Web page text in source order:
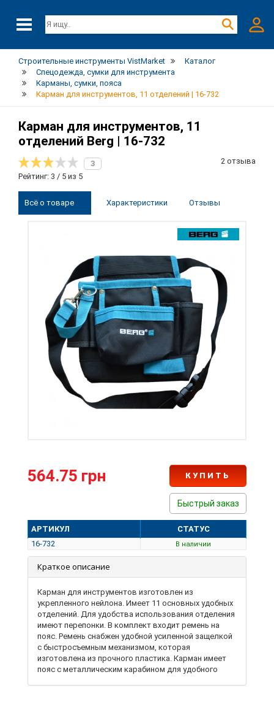
Строительные инструменты VistMarket
Каталог
Спецодежда, сумки для инструмента
Карманы, сумки, пояса
Карман для инструментов, 11 отделений | 16-732
Карман для инструментов, 11
отделений Berg | 16-732
3
Рейтинг: 3 / 5 из 5
2 отзыва
Всё о товаре Характеристики Отзывы
564.75 грн
Быстрый заказ
КУПИТЬ
АРТИКУЛ
СТАТУС
16-732
В наличии
Краткое описание
Карман для инструментов изготовлен из
укрепленного нейлона. Имеет 11 основных удобных
отделений. Для удобства использования отделения
имеют перепонки. В комплект входит ремень на
пояс. Ремень снабжен удобной усиленной защелкой
с быстросъемным механизмом, которая
изготовлена ​​из прочного пластика. Карман имеет
пояс с металлическим карабином для удобного